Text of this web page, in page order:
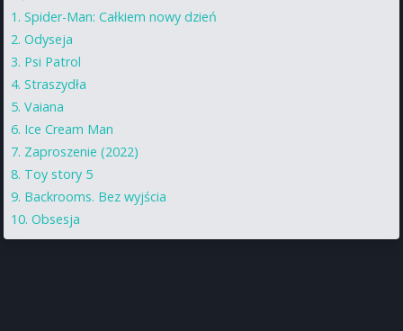
Spider-Man: Całkiem nowy dzień
Odyseja
Psi Patrol
Straszydła
Vaiana
Ice Cream Man
Zaproszenie (2022)
Toy story 5
Backrooms. Bez wyjścia
Obsesja